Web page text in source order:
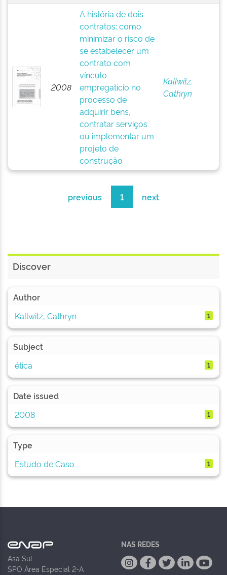
2008
A história de dois
contratos: como
minimizar o risco de
se estabelecer um
contrato com
vínculo
empregatício no
processo de
adquirir bens,
contratar serviços
ou implementar um
projeto de
construção
Kallwitz,
Cathryn
previous 1 next
Discover
Author
Kallwitz, Cathryn
1
Subject
ética
1
Date issued
2008
1
Type
Estudo de Caso
1
Asa Sul
SPO Área Especial 2-A
NAS REDES